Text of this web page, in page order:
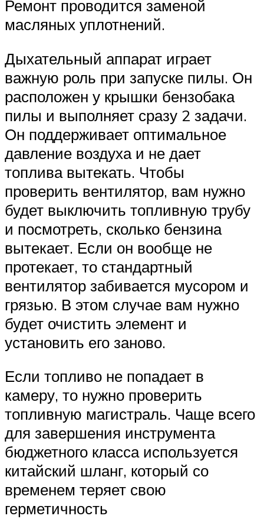
Ремонт проводится заменой
масляных уплотнений.
Дыхательный аппарат играет
важную роль при запуске пилы. Он
расположен у крышки бензобака
пилы и выполняет сразу 2 задачи.
Он поддерживает оптимальное
давление воздуха и не дает
топлива вытекать. Чтобы
проверить вентилятор, вам нужно
будет выключить топливную трубу
и посмотреть, сколько бензина
вытекает. Если он вообще не
протекает, то стандартный
вентилятор забивается мусором и
грязью. В этом случае вам нужно
будет очистить элемент и
установить его заново.
Если топливо не попадает в
камеру, то нужно проверить
топливную магистраль. Чаще всего
для завершения инструмента
бюджетного класса используется
китайский шланг, который со
временем теряет свою
герметичность